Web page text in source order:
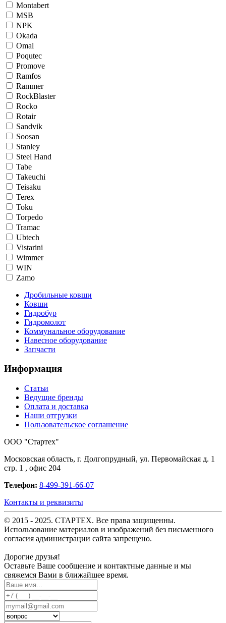
Montabert
MSB
NPK
Okada
Omal
Poqutec
Promove
Ramfos
Rammer
RockBlaster
Rocko
Rotair
Sandvik
Soosan
Stanley
Steel Hand
Tabe
Takeuchi
Teisaku
Terex
Toku
Torpedo
Tramac
Ubtech
Vistarini
Wimmer
WIN
Zamo
Дробильные ковши
Ковши
Гидробур
Гидромолот
Коммунальное оборудование
Навесное оборудование
Запчасти
Информация
Статьи
Ведущие бренды
Оплата и доставка
Наши отгрузки
Пользовательское соглашение
OOO "Стартех"
Московская область, г. Долгопрудный, ул. Первомайская д. 1
стр. 1 , офис 204
Телефон: 8-499-391-66-07
Контакты и реквизиты
© 2015 - 2025. СТАРТЕХ. Все права защищенны.
Использование материалов и изображений без письменного
согласия администрации сайта запрещено.
Дорогие друзья!
Оставьте Ваше сообщение и контактные данные и мы
свяжемся Вами в ближайшее время.